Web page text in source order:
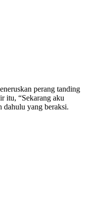
perang tanding
itu, “Sekarang aku
dahulu yang beraksi.